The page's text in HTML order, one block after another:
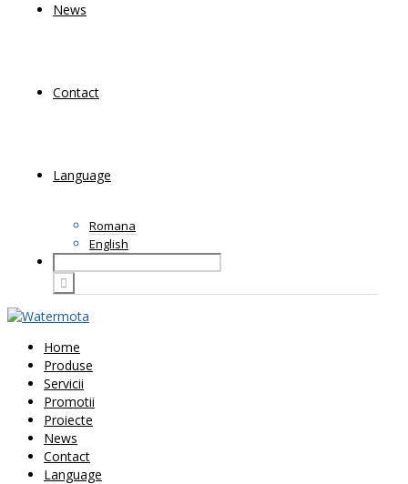
News
Contact
Language
Romana
English
Home
Produse
Servicii
Promotii
Proiecte
News
Contact
Language